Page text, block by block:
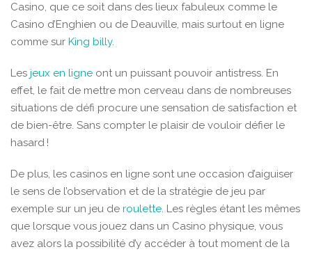
Casino, que ce soit dans des lieux fabuleux comme le
Casino d’Enghien ou de Deauville, mais surtout en ligne
comme sur King billy.
Les jeux en ligne ont un puissant pouvoir antistress. En
effet, le fait de mettre mon cerveau dans de nombreuses
situations de défi procure une sensation de satisfaction et
de bien-être. Sans compter le plaisir de vouloir défier le
hasard !
De plus, les casinos en ligne sont une occasion d’aiguiser
le sens de l’observation et de la stratégie de jeu par
exemple sur un jeu de roulette. Les règles étant les mêmes
que lorsque vous jouez dans un Casino physique, vous
avez alors la possibilité d’y accéder à tout moment de la